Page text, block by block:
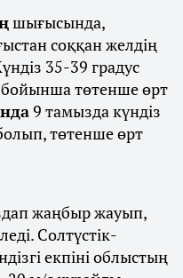
шығысында,
соққан желдің
35-39 градус
төтенше өрт
9 тамызда күндіз
төтенше өрт
жаңбыр жауып,
Солтүстік-
екпіні облыстың